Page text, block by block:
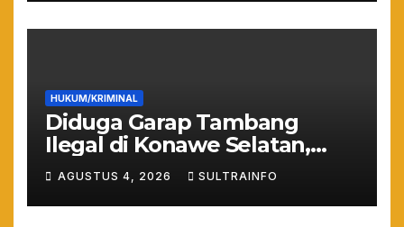
HUKUM/KRIMINAL
Diduga Garap Tambang
Ilegal di Konawe Selatan,
Anggota DPRD Sultra
Suparjo Resmi Jadi
Tersangka
AGUSTUS 4, 2026 SULTRAINFO